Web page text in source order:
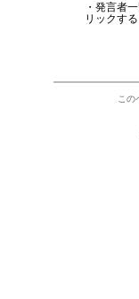
・発言者
リックす
この